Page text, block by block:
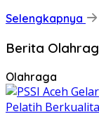
Selengkapnya
Berita
Olahraga